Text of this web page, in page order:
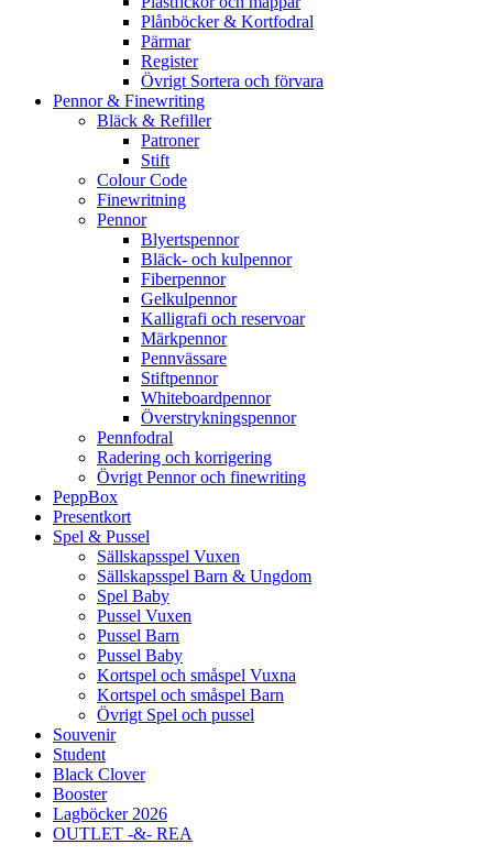
Plånböcker & Kortfodral
Pärmar
Register
Övrigt Sortera och förvara
Pennor & Finewriting
Bläck & Refiller
Patroner
Stift
Colour Code
Finewritning
Pennor
Blyertspennor
Bläck- och kulpennor
Fiberpennor
Gelkulpennor
Kalligrafi och reservoar
Märkpennor
Pennvässare
Stiftpennor
Whiteboardpennor
Överstrykningspennor
Pennfodral
Radering och korrigering
Övrigt Pennor och finewriting
PeppBox
Presentkort
Spel & Pussel
Sällskapsspel Vuxen
Sällskapsspel Barn & Ungdom
Spel Baby
Pussel Vuxen
Pussel Barn
Pussel Baby
Kortspel och småspel Vuxna
Kortspel och småspel Barn
Övrigt Spel och pussel
Souvenir
Student
Black Clover
Booster
Lagböcker 2026
OUTLET -&- REA